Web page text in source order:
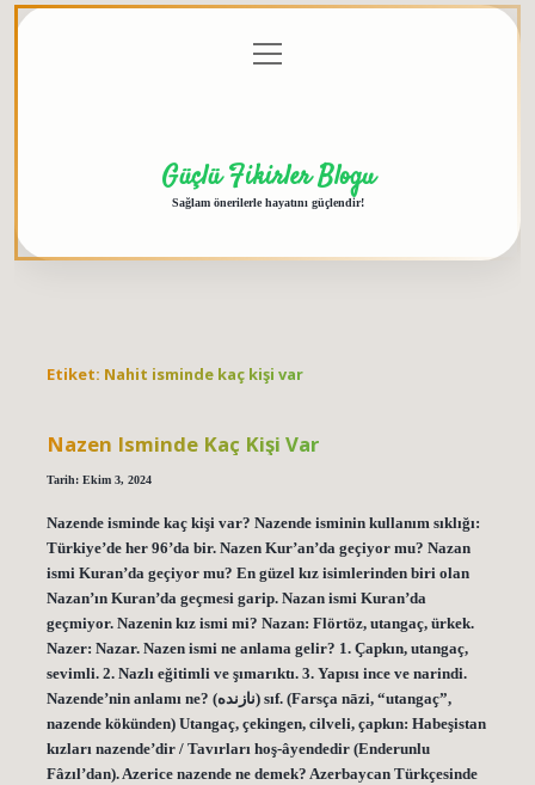
menüyü
aç
Güçlü Fikirler Blogu
Sağlam önerilerle hayatını güçlendir!
Etiket: Nahit isminde kaç kişi var
Nazen Isminde Kaç Kişi Var
Tarih: Ekim 3, 2024
Nazende isminde kaç kişi var? Nazende isminin kullanım sıklığı:
Türkiye’de her 96’da bir. Nazen Kur’an’da geçiyor mu? Nazan
ismi Kuran’da geçiyor mu? En güzel kız isimlerinden biri olan
Nazan’ın Kuran’da geçmesi garip. Nazan ismi Kuran’da
geçmiyor. Nazenin kız ismi mi? Nazan: Flörtöz, utangaç, ürkek.
Nazer: Nazar. Nazen ismi ne anlama gelir? 1. Çapkın, utangaç,
sevimli. 2. Nazlı eğitimli ve şımarıktı. 3. Yapısı ince ve narindi.
Nazende’nin anlamı ne? (ﻧﺎﺯﻧﺪﻩ) sıf. (Farsça nāzі, “utangaç”,
nazende kökünden) Utangaç, çekingen, cilveli, çapkın: Habeşistan
kızları nazende’dir / Tavırları hoş-âyendedir (Enderunlu
Fâzıl’dan). Azerice nazende ne demek? Azerbaycan Türkçesinde